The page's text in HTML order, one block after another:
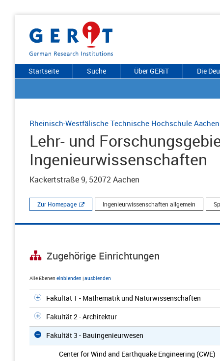
Startseite Suche Über GERiT Die
Rheinisch-Westfälische Technische Hochschule Aachen
Lehr- und
Ingenieurwissenschaften
Kackertstraße 9, 52072 Aachen
Zur Homepage Ingenieurwissenschaften allgemein
Zugehörige Einrichtungen
Alle Ebenen einblenden |ausblenden
Fakultät 1 - Mathematik und Naturwissenschaften
Fakultät 2 - Architektur
Fakultät 3 - Bauingenieurwesen
Center for Wind and Earthquake Engineering (CWE)